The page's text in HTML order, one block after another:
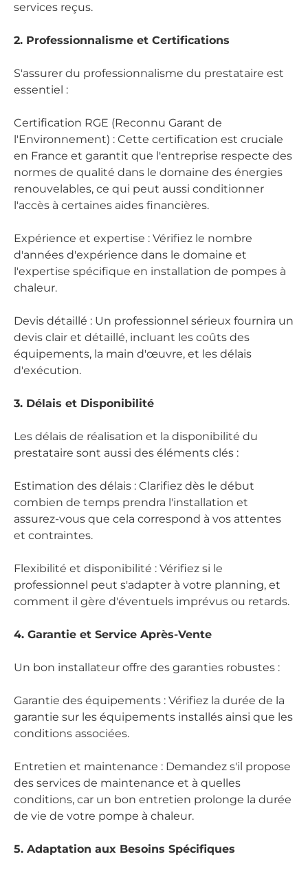
services reçus.
2. Professionnalisme et Certifications
S'assurer du professionnalisme du prestataire est
essentiel :
Certification RGE (Reconnu Garant de
l'Environnement) : Cette certification est cruciale
en France et garantit que l'entreprise respecte des
normes de qualité dans le domaine des énergies
renouvelables, ce qui peut aussi conditionner
l'accès à certaines aides financières.
Expérience et expertise : Vérifiez le nombre
d'années d'expérience dans le domaine et
l'expertise spécifique en installation de pompes à
chaleur.
Devis détaillé : Un professionnel sérieux fournira un
devis clair et détaillé, incluant les coûts des
équipements, la main d'œuvre, et les délais
d'exécution.
3. Délais et Disponibilité
Les délais de réalisation et la disponibilité du
prestataire sont aussi des éléments clés :
Estimation des délais : Clarifiez dès le début
combien de temps prendra l'installation et
assurez-vous que cela correspond à vos attentes
et contraintes.
Flexibilité et disponibilité : Vérifiez si le
professionnel peut s'adapter à votre planning, et
comment il gère d'éventuels imprévus ou retards.
4. Garantie et Service Après-Vente
Un bon installateur offre des garanties robustes :
Garantie des équipements : Vérifiez la durée de la
garantie sur les équipements installés ainsi que les
conditions associées.
Entretien et maintenance : Demandez s'il propose
des services de maintenance et à quelles
conditions, car un bon entretien prolonge la durée
de vie de votre pompe à chaleur.
5. Adaptation aux Besoins Spécifiques